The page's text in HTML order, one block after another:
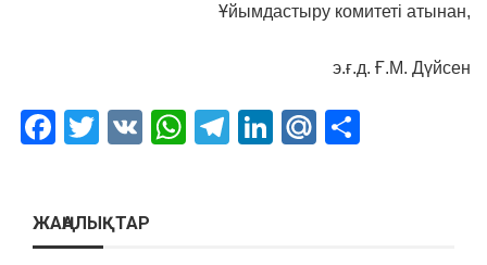
Ұйымдастыру комитеті атынан,
э.ғ.д. Ғ.М. Дүйсен
Facebook
Twitter
VK WhatsApp
Telegram
LinkedIn
Mail.Ru
ЖАҢАЛЫҚТАР